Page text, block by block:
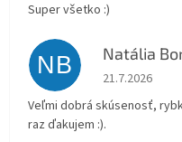
Super všetko :)
NB Natália
Hodnotenie
21.7.2026
Veľmi dobrá skúsenosť,
raz ďakujem :).